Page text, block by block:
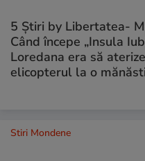
5 Știri by Libertatea-
Când începe „Insula
Loredana era să
elicopterul la o
Stiri Mondene